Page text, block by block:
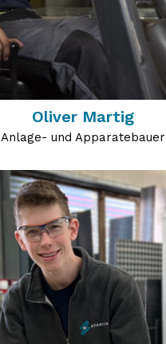
Oliver Martig
Anlage- und Apparatebauer